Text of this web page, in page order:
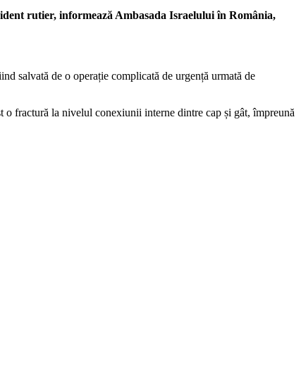
rutier, informează Ambasada Israelului în România,
salvată de o operație complicată de urgență urmată de
fractură la nivelul conexiunii interne dintre cap și gât, împreună